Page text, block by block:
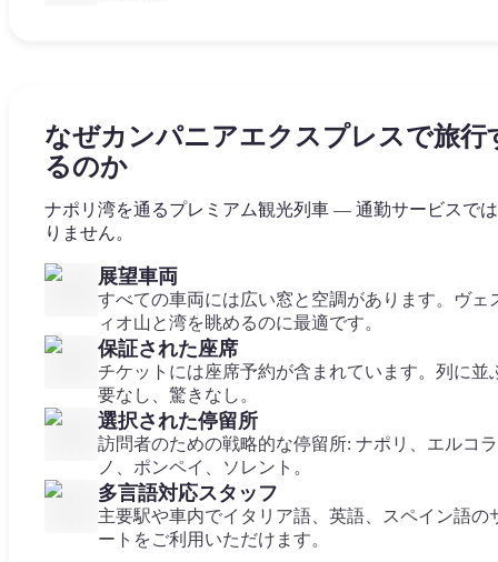
なぜカンパニアエクスプレスで旅行
るのか
ナポリ湾を通るプレミアム観光列車 — 通勤サービスで
りません。
展望車両
すべての車両には広い窓と空調があります。ヴェ
ィオ山と湾を眺めるのに最適です。
保証された座席
チケットには座席予約が含まれています。列に並
要なし、驚きなし。
選択された停留所
訪問者のための戦略的な停留所: ナポリ、エルコ
ノ、ポンペイ、ソレント。
多言語対応スタッフ
主要駅や車内でイタリア語、英語、スペイン語の
ートをご利用いただけます。